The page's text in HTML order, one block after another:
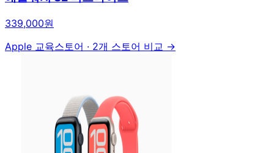
339,000원
Apple 교육스토어 · 2개 스토어 비교 →